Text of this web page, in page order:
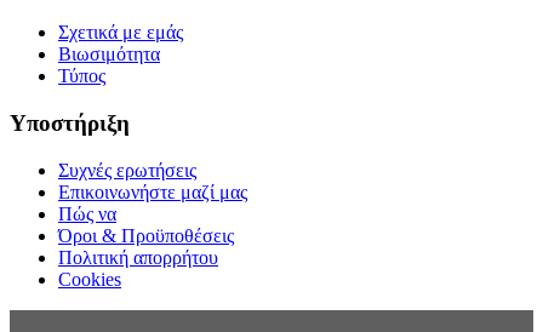
Σχετικά με εμάς
Βιωσιμότητα
Τύπος
Υποστήριξη
Συχνές ερωτήσεις
Επικοινωνήστε μαζί μας
Πώς να
Όροι & Προϋποθέσεις
Πολιτική απορρήτου
Cookies